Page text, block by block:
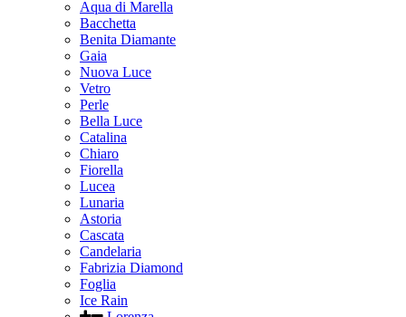
Aqua di Marella
Bacchetta
Benita Diamante
Gaia
Nuova Luce
Vetro
Perle
Bella Luce
Сatalina
Chiaro
Fiorella
Lucea
Lunaria
Astoria
Cascata
Candelaria
Fabrizia Diamond
Foglia
Ice Rain